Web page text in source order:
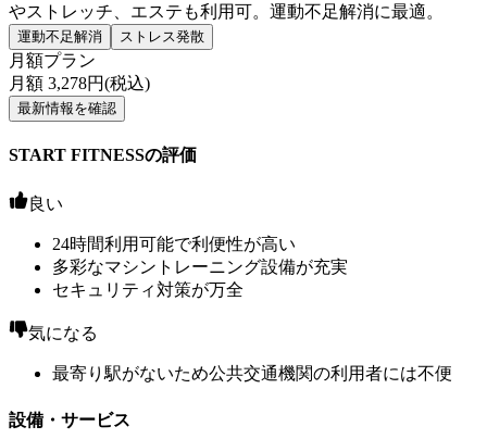
やストレッチ、エステも利用可。運動不足解消に最適。
運動不足解消 ストレス発散
月額プラン
月額 3,278円(税込)
最新情報を確認
START FITNESSの評価
良い
24時間利用可能で利便性が高い
多彩なマシントレーニング設備が充実
セキュリティ対策が万全
気になる
最寄り駅がないため公共交通機関の利用者には不便
設備・サービス